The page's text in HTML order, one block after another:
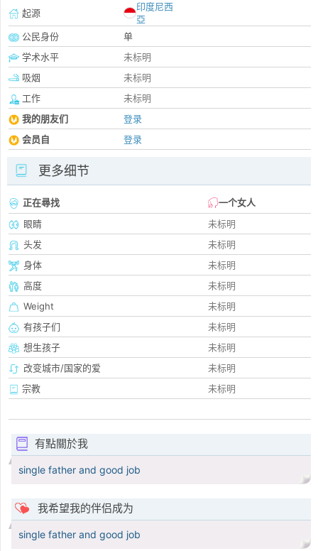
起源
印度尼西
亞
公民身份
单
学术水平
未标明
吸烟
未标明
工作
未标明
我的朋友们
登录
会员自
登录
更多细节
正在尋找
一个女人
眼睛
未标明
头发
未标明
身体
未标明
高度
未标明
Weight
未标明
有孩子们
未标明
想生孩子
未标明
改变城市/国家的爱
未标明
宗教
未标明
有點關於我
single father and good job
我希望我的伴侣成为
single father and good job